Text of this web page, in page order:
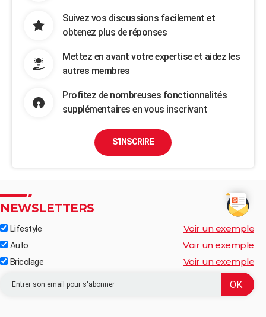
Suivez vos discussions facilement et
obtenez plus de réponses
Mettez en avant votre expertise et aidez les
autres membres
Profitez de nombreuses fonctionnalités
supplémentaires en vous inscrivant
S'INSCRIRE
NEWSLETTERS
Lifestyle Voir un exemple
Auto Voir un exemple
Bricolage Voir un exemple